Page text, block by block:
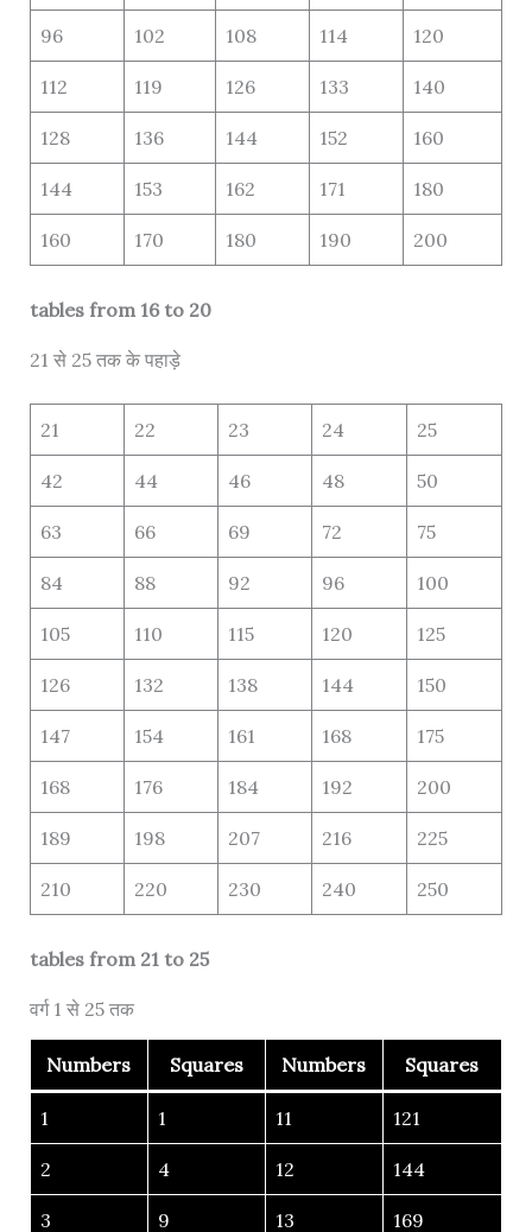
96 102 108 114 120
112 119 126 133 140
128 136 144 152 160
144 153 162 171 180
160 170 180 190 200
tables from 16 to 20
21 से 25 तक के पहाड़े
21 22 23 24 25
42 44 46 48 50
63 66 69 72 75
84 88 92 96 100
105 110 115 120 125
126 132 138 144 150
147 154 161 168 175
168 176 184 192 200
189 198 207 216 225
210 220 230 240 250
tables from 21 to 25
वर्ग 1 से 25 तक
Numbers Squares Numbers Squares
1 1 11 121
2 4 12 144
3 9 13 169